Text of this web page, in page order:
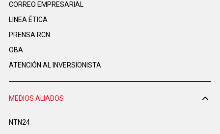
CORREO EMPRESARIAL
LINEA ÉTICA
PRENSA RCN
OBA
ATENCIÓN AL INVERSIONISTA
MEDIOS ALIADOS
NTN24